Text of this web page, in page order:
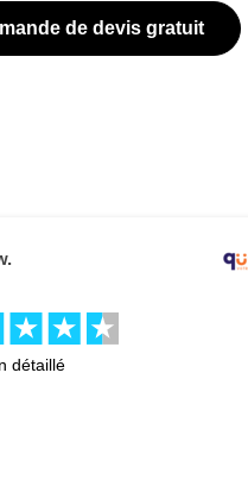
de devis gratuit
détaillé